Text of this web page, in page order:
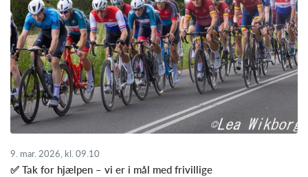
9. mar. 2026, kl. 09.10
✅ Tak for hjælpen – vi er i mål med frivillige